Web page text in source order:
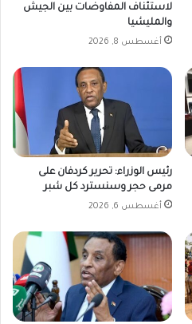
لاستئناف المفاوضات بين الجيش
والمليشيا
أغسطس 8, 2026
رئيس الوزراء: تحرير كردفان على
مرمى حجر وسنسترد كل شبر
أغسطس 6, 2026